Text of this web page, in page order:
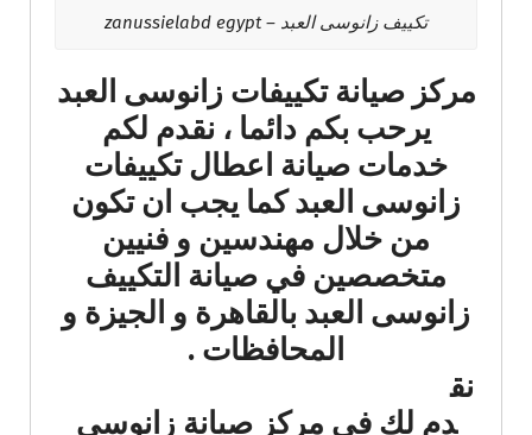
تكييف زانوسى العبد – zanussielabd egypt
مركز صيانة تكييفات زانوسى العبد
يرحب بكم دائما ، نقدم لكم
خدمات صيانة اعطال تكييفات
زانوسى العبد كما يجب ان تكون
من خلال مهندسين و فنيين
متخصصين في صيانة التكييف
زانوسى العبد بالقاهرة و الجيزة و
المحافظات .
نق
دم لك في مركز صيانة زانوسى